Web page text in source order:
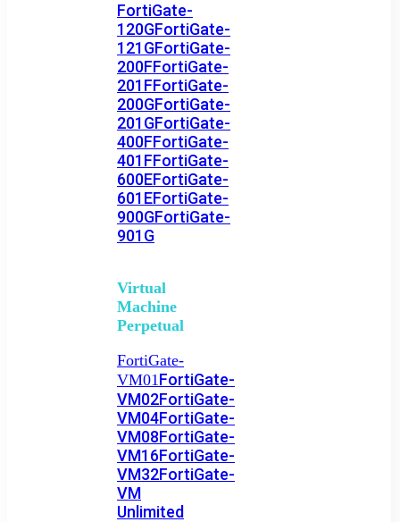
FortiGate-
120GFortiGate-
121GFortiGate-
200FFortiGate-
201FFortiGate-
200GFortiGate-
201GFortiGate-
400FFortiGate-
401FFortiGate-
600EFortiGate-
601EFortiGate-
900GFortiGate-
901G
Virtual
Machine
Perpetual
FortiGate-
VM01FortiGate-
VM02FortiGate-
VM04FortiGate-
VM08FortiGate-
VM16FortiGate-
VM32FortiGate-
VM
Unlimited